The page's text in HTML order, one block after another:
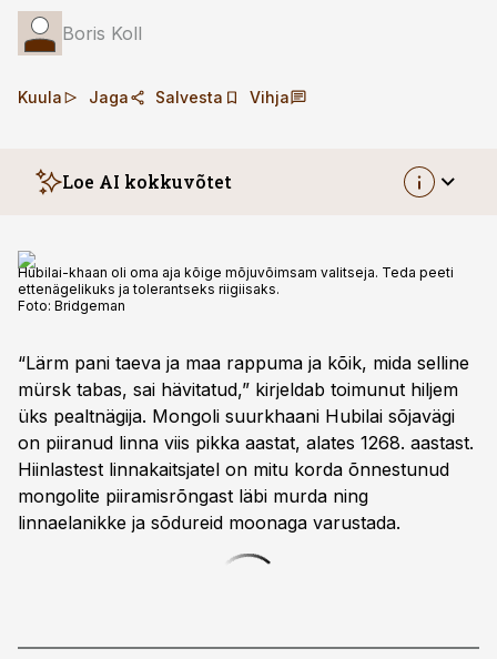
Boris Koll
Kuula Jaga Salvesta Vihja
Loe AI kokkuvõtet
Hubilai-khaan oli oma aja kõige mõjuvõimsam valitseja. Teda peeti
ettenägelikuks ja tolerantseks riigiisaks.
Foto: Bridgeman
“Lärm pani taeva ja maa rappuma ja kõik, mida selline
mürsk tabas, sai hävitatud,” kirjeldab toimunut hiljem
üks pealtnägija. Mongoli suurkhaani Hubilai sõjavägi
on piiranud linna viis pikka aastat, alates 1268. aastast.
Hiinlastest linnakaitsjatel on mitu korda õnnestunud
mongolite piiramisrõngast läbi murda ning
linnaelanikke ja sõdureid moonaga varustada.